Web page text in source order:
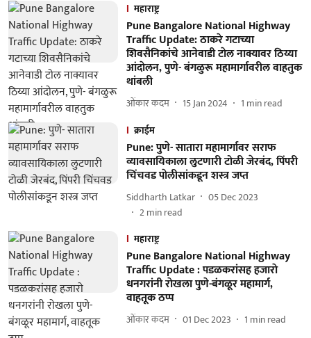
महाराष्ट्र
Pune Bangalore National Highway
Traffic Update: ठाकरे गटाच्या
शिवसैनिकांचे आनेवाडी टाेल नाक्यावर ठिय्या
आंदाेलन, पुणे- बंगळुरू महामार्गावरील वाहतुक
थांबली
ओंकार कदम 15 Jan 2024 1 min read
क्राईम
Pune: पुणे- सातारा महामार्गावर सराफ
व्यावसायिकाला लुटणारी टोळी जेरबंद, पिंपरी
चिंचवड पाेलीसांकडून शस्त्र जप्त
Siddharth Latkar
05 Dec 2023
2min read
महाराष्ट्र
Pune Bangalore National Highway
Traffic Update : पडळकरांसह हजाराे
धनगरांनी राेखला पुणे-बंगळूर महामार्ग,
वाहतूक ठप्प
ओंकार कदम 01 Dec 2023 1 min read